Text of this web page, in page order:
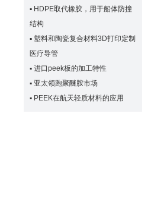
▪ HDPE取代橡胶，用于船体防撞
结构
▪ 塑料和陶瓷复合材料3D打印定制
医疗导管
▪ 进口peek板的加工特性
▪ 亚太领跑聚醚胺市场
▪ PEEK在航天轻质材料的应用